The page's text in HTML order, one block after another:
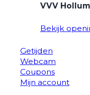
VVV Hollum
Bekijk
Getijden
Webcam
Coupons
Mijn account